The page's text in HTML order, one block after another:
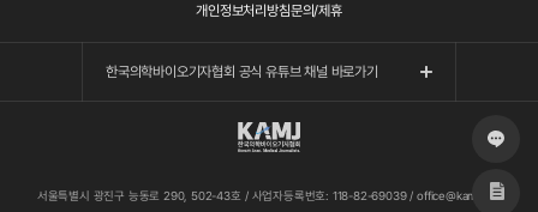
개인정보처리방침문의/제휴
한국의학바이오기자협회 공식 유튜브 채널 바로가기
서울특별시 광진구 능동로 290, 502-43호 / 사업자등록번호: 118-82-69039 / office@kamj.org